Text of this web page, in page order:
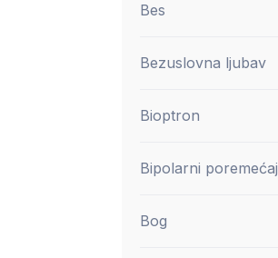
Bes
Bezuslovna ljubav
Bioptron
Bipolarni poremećaj
Bog